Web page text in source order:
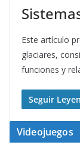
Este artículo
glaciares,
funciones y
Seguir
Videojuegos